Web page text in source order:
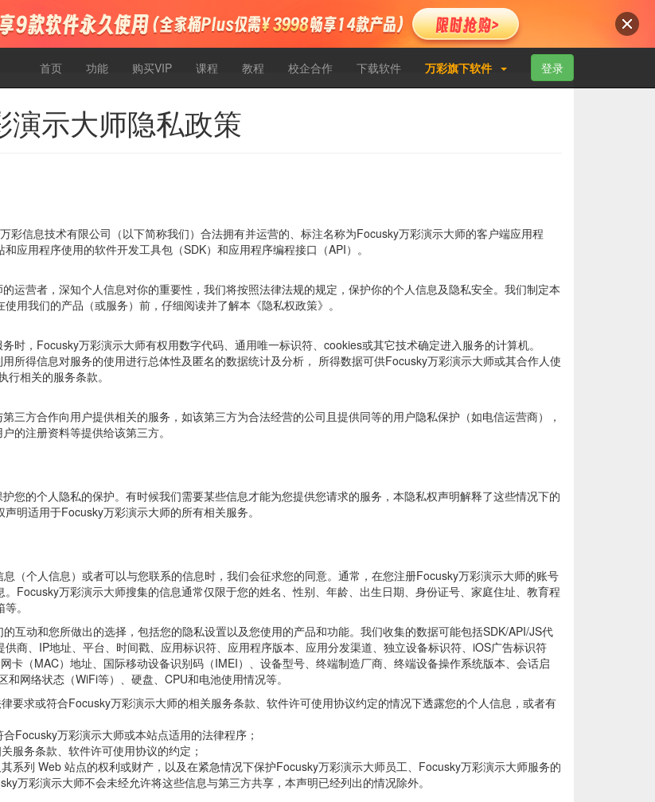
首页 功能 购买VIP 课程 教程 校企合作 下载软件 万彩旗下软件 登录
演示大师隐私政策
彩信息技术有限公司（以下简称我们）合法拥有并运营的、标注名称为Focusky万彩演示大师的客户端应用程
应用程序使用的软件开发工具包（SDK）和应用程序编程接口（API）。
运营者，深知个人信息对你的重要性，我们将按照法律法规的规定，保护你的个人信息及隐私安全。我们制定本
用我们的产品（或服务）前，仔细阅读并了解本《隐私权政策》。
时，Focusky万彩演示大师有权用数字代码、通用唯一标识符、cookies或其它技术确定进入服务的计算机。
所得信息对服务的使用进行总体性及匿名的数据统计及分析， 所得数据可供Focusky万彩演示大师或其合作人使
相关的服务条款。
三方合作向用户提供相关的服务，如该第三方为合法经营的公司且提供同等的用户隐私保护（如电信运营商），
的注册资料等提供给该第三方。
您的个人隐私的保护。有时候我们需要某些信息才能为您提供您请求的服务，本隐私权声明解释了这些情况下的
明适用于Focusky万彩演示大师的所有相关服务。
（个人信息）或者可以与您联系的信息时，我们会征求您的同意。通常，在您注册Focusky万彩演示大师的账号
Focusky万彩演示大师搜集的信息通常仅限于您的姓名、性别、年龄、出生日期、身份证号、家庭住址、教育程
。
互动和您所做出的选择，包括您的隐私设置以及您使用的产品和功能。我们收集的数据可能包括SDK/API/JS代
商、IP地址、平台、时间戳、应用标识符、应用程序版本、应用分发渠道、独立设备标识符、iOS广告标识符
网卡（MAC）地址、国际移动设备识别码（IMEI）、设备型号、终端制造厂商、终端设备操作系统版本、会话启
网络状态（WiFi等）、硬盘、CPU和电池使用情况等。
要求或符合Focusky万彩演示大师的相关服务条款、软件许可使用协议约定的情况下透露您的个人信息，或者有
Focusky万彩演示大师或本站点适用的法律程序；
服务条款、软件许可使用协议的约定；
系列 Web 站点的权利或财产，以及在紧急情况下保护Focusky万彩演示大师员工、Focusky万彩演示大师服务的
万彩演示大师不会未经允许将这些信息与第三方共享，本声明已经列出的情况除外。